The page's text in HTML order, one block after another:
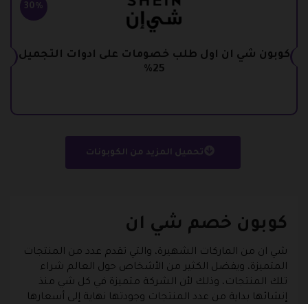
30%
كوبون شي ان اول طلب خصومات على ادوات التجميل
25%
كوبون خصم شي ان
شي ان من الماركات الشهيرة، والتي تقدم عدد من المنتجات
المتميزة، ويفضل الكثير من الأشخاص حول العالم شراء
تلك المنتجات، وذلك لأن الشركة متميزة في كل شي منذ
إنشائها بداية من عدد المنتجات وجودتها نهاية إلى أسعارها